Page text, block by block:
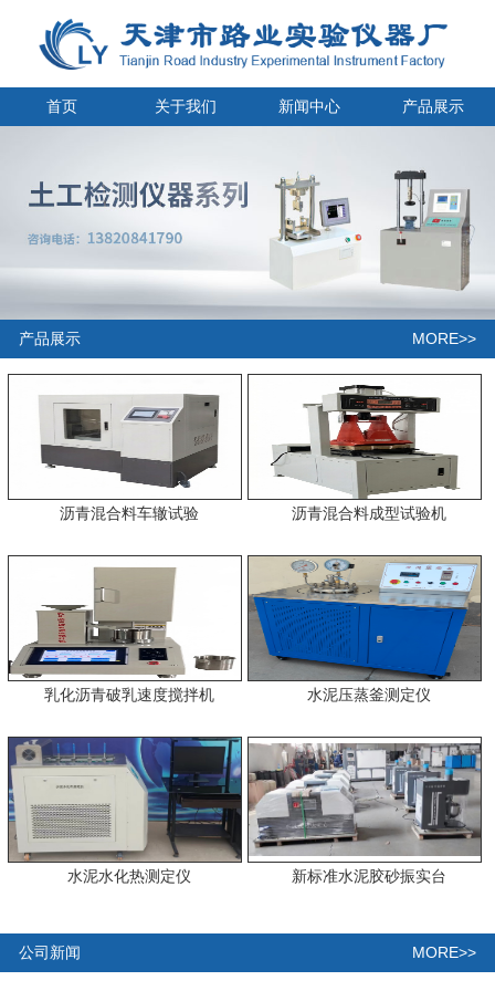
首页 关于我们 新闻中心 产品展示
产品展示 MORE>>
沥青混合料车辙试验 沥青混合料成型试验机
乳化沥青破乳速度搅拌机 水泥压蒸釜测定仪
水泥水化热测定仪 新标准水泥胶砂振实台
公司新闻 MORE>>